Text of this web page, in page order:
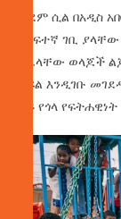
ቀደም ሲል በአዲስ
የከፍተኛ ገቢ
የሌላቸው ወላጆች
ክፍል እንዲገቡ
ላይ የጎላ